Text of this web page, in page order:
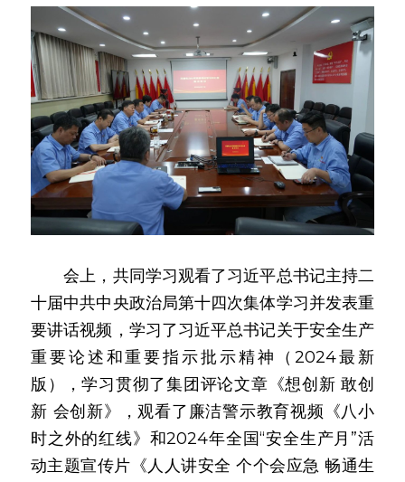
搜索
会上，共同学习观看了习近平总书记主持二
十届中共中央政治局第十四次集体学习并发表重
要讲话视频，学习了习近平总书记关于安全生产
重要论述和重要指示批示精神（2024最新
版），学习贯彻了集团评论文章《想创新 敢创
新 会创新》，观看了廉洁警示教育视频《八小
时之外的红线》和2024年全国“安全生产月”活
动主题宣传片《人人讲安全 个个会应急 畅通生